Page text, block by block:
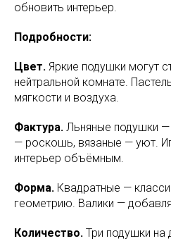
обновить интерьер.
Подробности:
Цвет. Яркие подушки могут
нейтральной комнате.
мягкости и воздуха.
Фактура. Льняные подушки
— роскошь, вязаные — уют.
интерьер объёмным.
Форма. Квадратные —
геометрию. Валики —
Количество. Три подушки на